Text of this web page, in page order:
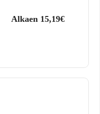
Alkaen 15,19€